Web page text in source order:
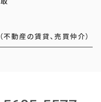
動産の賃貸、売買仲介）